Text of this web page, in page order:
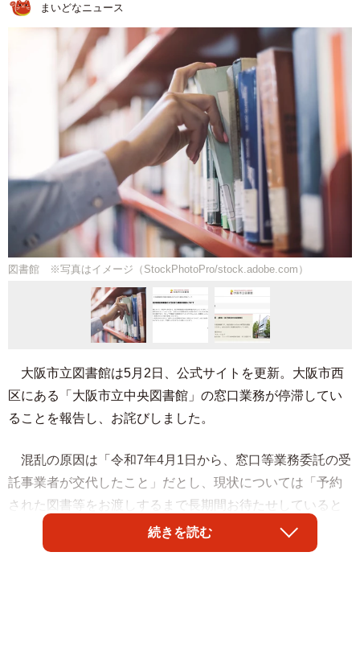
まいどなニュース
図書館 ※写真はイメージ（StockPhotoPro/stock.adobe.com）
大阪市立図書館は5月2日、公式サイトを更新。大阪市西
区にある「大阪市立中央図書館」の窓口業務が停滞してい
ることを報告し、お詫びしました。
混乱の原因は「令和7年4月1日から、窓口等業務委託の受
託事業者が交代したこと」だとし、現状については「予約
された図書等をお渡しするまで長期間お待たせしていると
ともに、返却された図書等を所定の位置に戻せていない状
況が続いております」と説明。
続きを読む